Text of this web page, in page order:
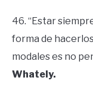
46. “Estar
forma de
modales es no
Whately.